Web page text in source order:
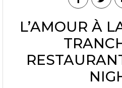
L’AMOUR À